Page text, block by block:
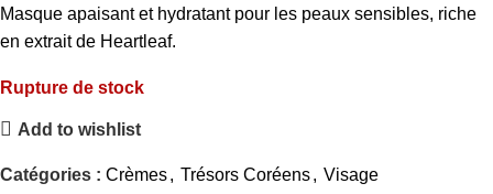
Masque apaisant et hydratant pour les peaux sensibles, riche
en extrait de Heartleaf.
Rupture de stock
Add to wishlist
Catégories : Crèmes, Trésors Coréens, Visage